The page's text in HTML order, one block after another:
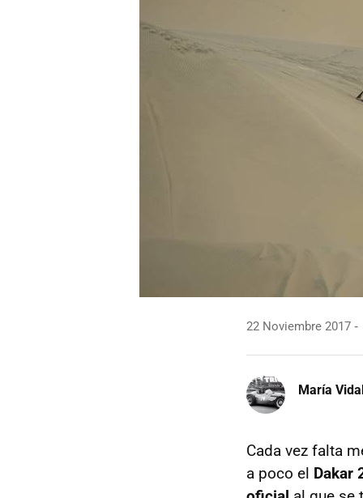
22 Noviembre 2017
María
Cada vez falta
a poco el Dakar